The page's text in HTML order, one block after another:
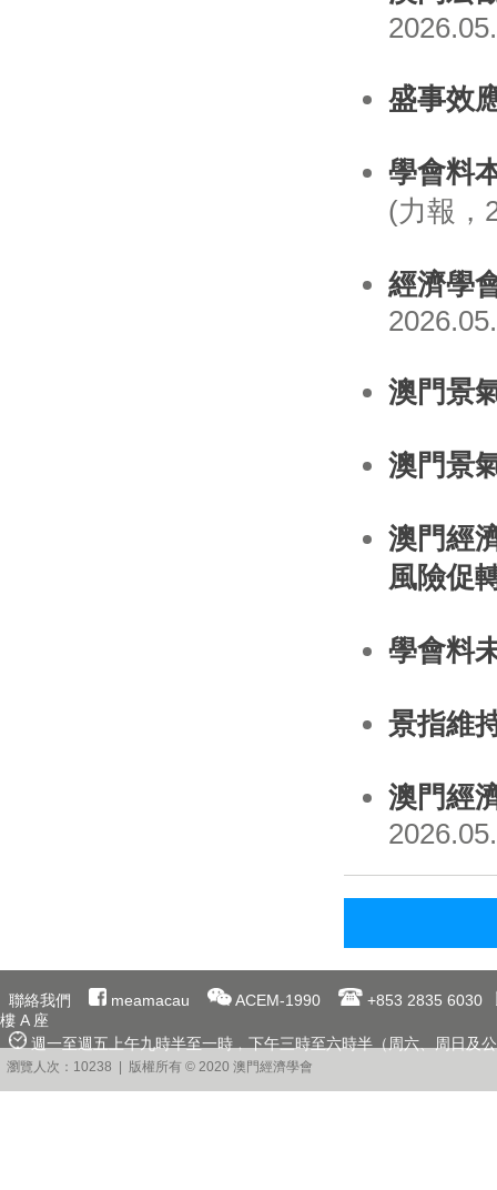
盛事效
學會料
(力報，
經濟學
澳門景
澳門景
澳門經
風險促
學會料
景指維
澳門經
聯絡我們 meamacau ACEM-1990
+853 2835 6030
樓 A 座
週一至週五上午九時半至一時﹐下午三時至六時半（周六、周日及
瀏覽人次：10238 | 版權所有 © 2020 澳門經濟學會